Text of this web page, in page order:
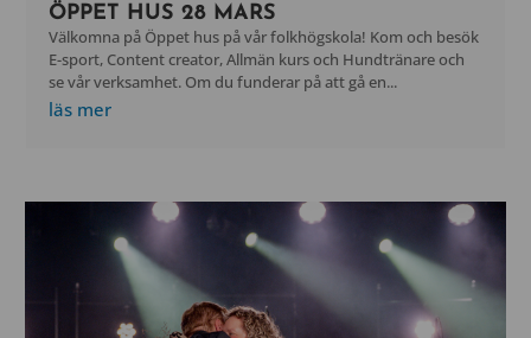
ÖPPET HUS 28 MARS
Välkomna på Öppet hus på vår folkhögskola! Kom och besök
E-sport, Content creator, Allmän kurs och Hundtränare och
se vår verksamhet. Om du funderar på att gå en...
läs mer